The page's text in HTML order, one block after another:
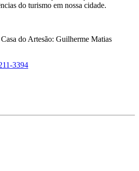
do turismo em nossa cidade.
do Artesão: Guilherme Matias
3394